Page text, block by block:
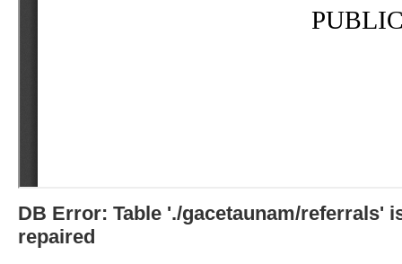
DB Error: Table './gacetaunam/referrals'
repaired